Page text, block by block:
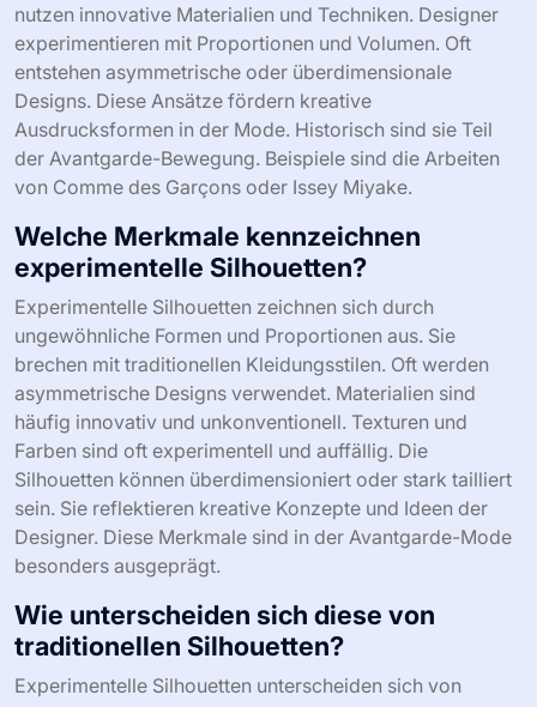
nutzen innovative Materialien und Techniken. Designer
experimentieren mit Proportionen und Volumen. Oft
entstehen asymmetrische oder überdimensionale
Designs. Diese Ansätze fördern kreative
Ausdrucksformen in der Mode. Historisch sind sie Teil
der Avantgarde-Bewegung. Beispiele sind die Arbeiten
von Comme des Garçons oder Issey Miyake.
Welche Merkmale kennzeichnen
experimentelle Silhouetten?
Experimentelle Silhouetten zeichnen sich durch
ungewöhnliche Formen und Proportionen aus. Sie
brechen mit traditionellen Kleidungsstilen. Oft werden
asymmetrische Designs verwendet. Materialien sind
häufig innovativ und unkonventionell. Texturen und
Farben sind oft experimentell und auffällig. Die
Silhouetten können überdimensioniert oder stark tailliert
sein. Sie reflektieren kreative Konzepte und Ideen der
Designer. Diese Merkmale sind in der Avantgarde-Mode
besonders ausgeprägt.
Wie unterscheiden sich diese von
traditionellen Silhouetten?
Experimentelle Silhouetten unterscheiden sich von